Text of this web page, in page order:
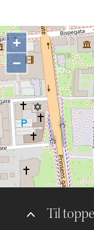
Til
+
−